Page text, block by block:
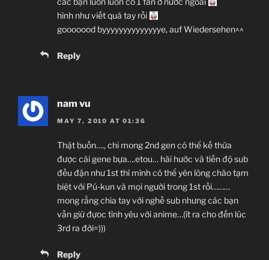
hình như viết quá tay rồi
gooooood byyyyyyyyyyyyyye, auf Wiedersehen^^
Reply
nam vu
MAY 7, 2010 AT 01:36
Thật buồn…., chỉ mong 2nd gen có thể kế thừa
được cái gene bựa….etou… hài hước và tiến độ sub
đều đặn như 1st thì mình có thể yên lòng chào tạm
biệt với Pú-kun và mọi người trong 1st rồi………
mong rằng chia tay với nghề sub nhưng các bạn
vẫn giữ đựoc tình yêu với anime…(ít ra cho đến lúc
3rd ra đời=)))
Reply